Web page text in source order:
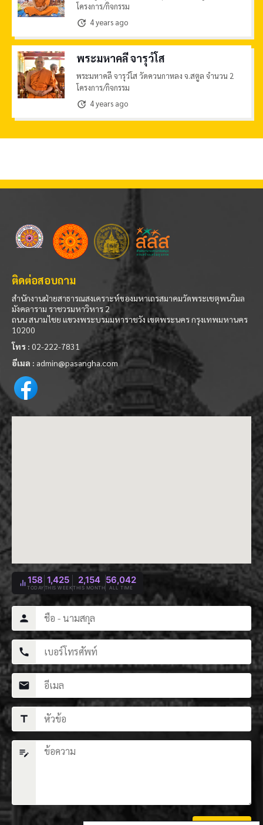
โครงการ/กิจกรรม
update 4 years ago
พระมหาคลี จารุวํโส
พระมหาคลี จารุวํโส วัดควนกาหลง จ.สตูล จำนวน 2
โครงการ/กิจกรรม
update 4 years ago
ติดต่อสอบถาม
สำนักงานฝ่ายสาธารณสงเคราะห์ของมหาเถรสมาคมวัดพระเชตุพนวิมล
มังคลาราม ราชวรมหาวิหาร 2
ถนน สนามไชย แขวงพระบรมมหาราชวัง เขตพระนคร กรุงเทพมหานคร
10200
โทร : 02-222-7831
อีเมล : admin@pasangha.com
158
TODAY
1,425
THIS WEEK
2,154
THIS MONTH
56,042
ALL TIME
person
call
mail
title
edit_note